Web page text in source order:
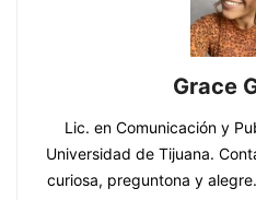
Grace
Lic. en Comunicación y
Universidad de Tijuana.
curiosa, preguntona y